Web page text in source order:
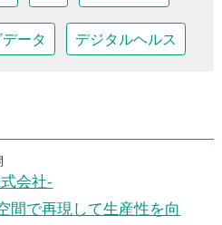
ータ デジタルヘルス
会社-
間で再現して生産性を向